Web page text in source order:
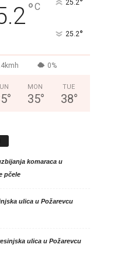
°C 25.2
25.2°
0%
°
MON
35°
TUE
38°
komaraca u
pčele
ulica u Požarevcu
ulica u Požarevcu